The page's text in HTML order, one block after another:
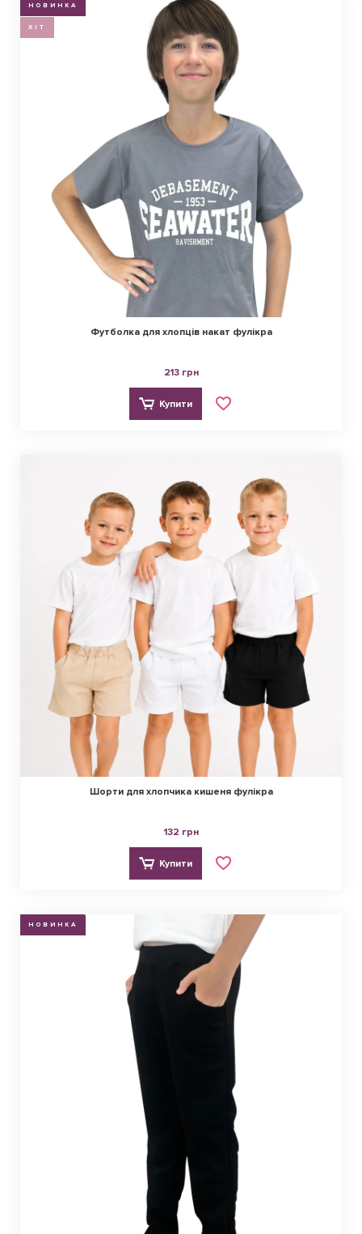
НОВИНКА
ХІТ
Футболка для хлопців накат фулікра
213 грн
Купити
Шорти для хлопчика кишеня фулікра
132 грн
Купити
НОВИНКА